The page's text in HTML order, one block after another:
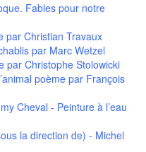
Fables pour notre
par Christian Travaux
par Marc Wetzel
par Christophe Stolowicki
poème par François
Cheval - Peinture à l’eau
la direction de) - Michel